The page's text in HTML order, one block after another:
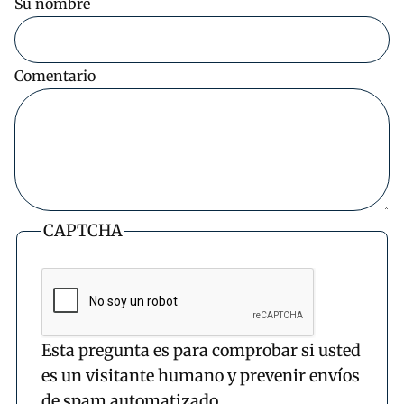
Su nombre
Comentario
CAPTCHA
Esta pregunta es para comprobar si usted
es un visitante humano y prevenir envíos